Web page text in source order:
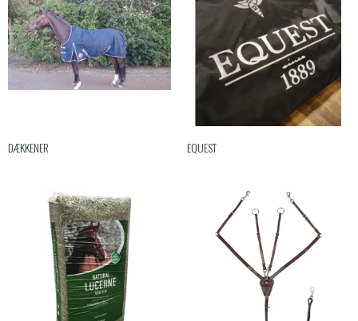
DÆKKENER EQUEST